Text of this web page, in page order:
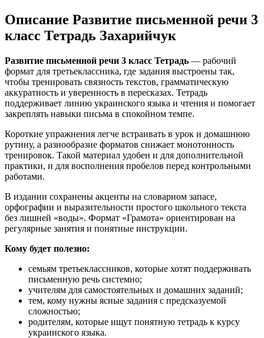
Описание Развитие письменной речи 3
класс Тетрадь Захарийчук
Развитие письменной речи 3 класс Тетрадь — рабочий
формат для третьеклассника, где задания выстроены так,
чтобы тренировать связность текстов, грамматическую
аккуратность и уверенность в пересказах. Тетрадь
поддерживает линию украинского языка и чтения и помогает
закреплять навыки письма в спокойном темпе.
Короткие упражнения легче встраивать в урок и домашнюю
рутину, а разнообразие форматов снижает монотонность
тренировок. Такой материал удобен и для дополнительной
практики, и для восполнения пробелов перед контрольными
работами.
В издании сохранены акценты на словарном запасе,
орфографии и выразительности простого школьного текста
без лишней «воды». Формат «Грамота» ориентирован на
регулярные занятия и понятные инструкции.
Кому будет полезно:
семьям третьеклассников, которые хотят поддерживать
письменную речь системно;
учителям для самостоятельных и домашних заданий;
тем, кому нужны ясные задания с предсказуемой
сложностью;
родителям, которые ищут понятную тетрадь к курсу
украинского языка.